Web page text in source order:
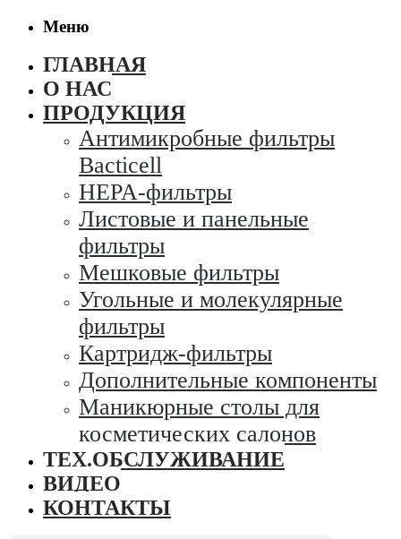
Меню
ГЛАВНАЯ
О НАС
ПРОДУКЦИЯ
Антимикробные фильтры
Bacticell
HEPA-фильтры
Листовые и панельные
фильтры
Мешковые фильтры
Угольные и молекулярные
фильтры
Картридж-фильтры
Дополнительные компоненты
Маникюрные столы для
косметических салонов
ТЕХ.ОБСЛУЖИВАНИЕ
ВИДЕО
КОНТАКТЫ